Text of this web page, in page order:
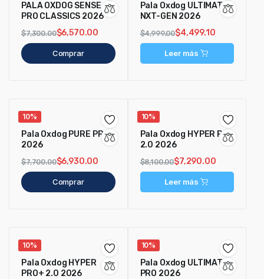
PALA OXDOG SENSE
PRO CLASSICS 2026
$7,300.00$6,570.00
Comprar
Pala Oxdog ULTIMATE
NXT-GEN 2026
$4,999.00$4,499.10
Leer más
10%
Pala Oxdog PURE PRO+
2026
$7,700.00$6,930.00
Comprar
10%
Pala Oxdog HYPER PRO
2.0 2026
$8,100.00$7,290.00
Leer más
10%
Pala Oxdog HYPER
PRO+ 2.0 2026
10%
Pala Oxdog ULTIMATE
PRO 2026